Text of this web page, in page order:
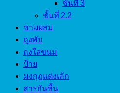
ชั้นที่ 3
ชั้นที่ 2.2
ชามผสม
ถุงพับ
ถุงใส่ขนม
ป้าย
มงกุฎแต่งเค้ก
สารกันชื้น